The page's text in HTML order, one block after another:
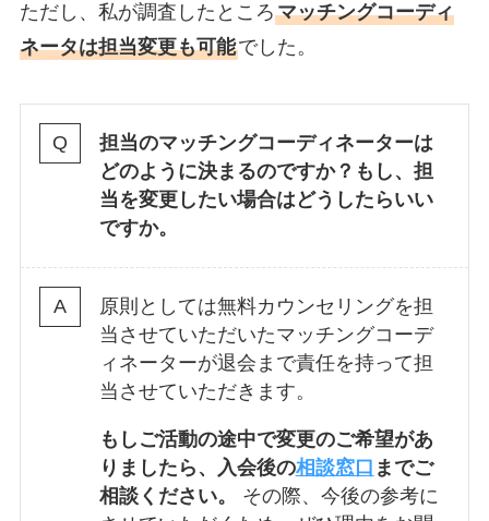
ただし、私が調査したところマッチングコーディ
ネータは担当変更も可能でした。
担当のマッチングコーディネーターは
どのように決まるのですか？もし、担
当を変更したい場合はどうしたらいい
ですか。
原則としては無料カウンセリングを担
当させていただいたマッチングコーデ
ィネーターが退会まで責任を持って担
当させていただきます。
もしご活動の途中で変更のご希望があ
りましたら、入会後の相談窓口 までご
相談ください。
その際、今後の参考に